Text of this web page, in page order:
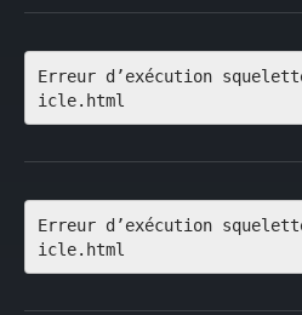
Erreur d’exécution
icle.html
Erreur d’exécution
icle.html